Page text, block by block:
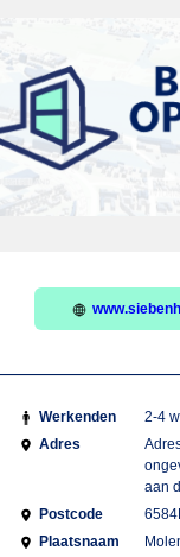
Werkenden
2-4
Adres
aan
Postcode
Plaatsnaam